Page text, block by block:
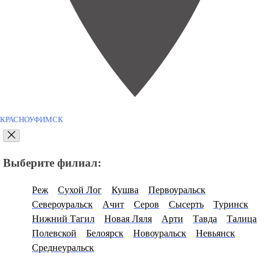
КРАСНОУФИМСК
Выберите филиал:
Реж Сухой Лог Кушва
Первоуральск
Североуральск
Ачит Серов Сысерть
Туринск
Нижний Тагил
Новая Ляля Арти Тавда
Талица
Полевской
Белоярск Новоуральск
Невьянск
Среднеуральск